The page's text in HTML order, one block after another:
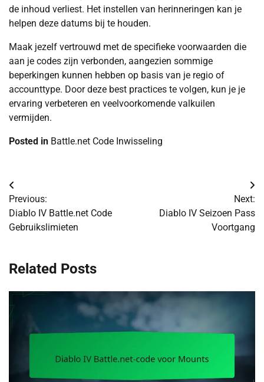
de inhoud verliest. Het instellen van herinneringen kan je
helpen deze datums bij te houden.
Maak jezelf vertrouwd met de specifieke voorwaarden die
aan je codes zijn verbonden, aangezien sommige
beperkingen kunnen hebben op basis van je regio of
accounttype. Door deze best practices te volgen, kun je je
ervaring verbeteren en veelvoorkomende valkuilen
vermijden.
Posted in Battle.net Code Inwisseling
Post
navigation
Previous:
Diablo IV Battle.net Code
Gebruikslimieten
Next:
Diablo IV Seizoen Pass
Voortgang
Related Posts